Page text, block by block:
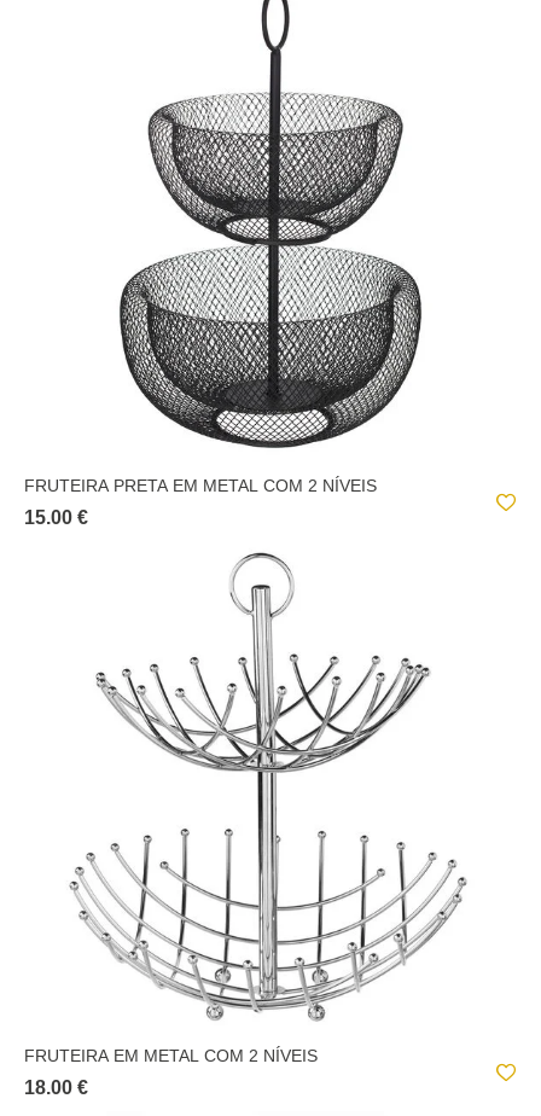
FRUTEIRA PRETA EM METAL COM 2 NÍVEIS
15.00 €
FRUTEIRA EM METAL COM 2 NÍVEIS
18.00 €